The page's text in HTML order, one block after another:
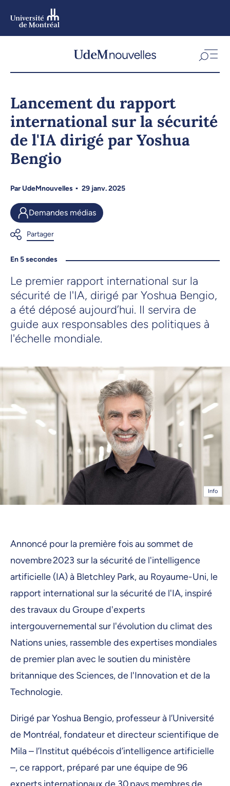
Lancement du rapport
international sur la sécurité
de l'IA dirigé par Yoshua
Bengio
ParUdeMnouvelles 29 janv. 2025
Demandes médias
En 5 secondes
Le premier rapport international sur la
sécurité de l'IA, dirigé par Yoshua Bengio,
a été déposé aujourd’hui. Il servira de
guide aux responsables des politiques à
l'échelle mondiale.
Info
Annoncé pour la première fois au sommet de
novembre 2023 sur la sécurité de l'intelligence
artificielle (IA) à Bletchley Park, au Royaume-Uni, le
rapport international sur la sécurité de l'IA, inspiré
des travaux du Groupe d'experts
intergouvernemental sur l'évolution du climat des
Nations unies, rassemble des expertises mondiales
de premier plan avec le soutien du ministère
britannique des Sciences, de l'Innovation et de la
Technologie.
Dirigé par Yoshua Bengio, professeur à l’Université
de Montréal, fondateur et directeur scientifique de
Mila – l’Institut québécois d’intelligence artificielle
–, ce rapport, préparé par une équipe de 96